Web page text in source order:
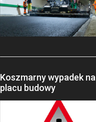
Koszmarny wypadek na
placu budowy